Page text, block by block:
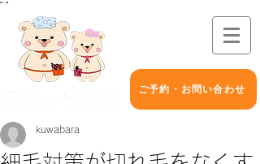
" "
ご予約・お問い合わせ
kuwabara